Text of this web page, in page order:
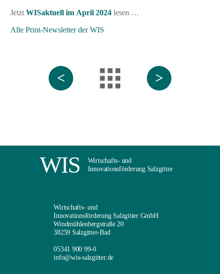
Jetzt WISaktuell im April 2024lesen …
Alle Print-Newsletter der WIS
< >
WIS
Wirtschafts- und
Innovationsförderung Salzgitter
Wirtschafts- und
Innovationsförderung Salzgitter GmbH
Windmühlenbergstraße 20
38259 Salzgitter-Bad
05341 900 99-0
info@wis-salzgitter.de